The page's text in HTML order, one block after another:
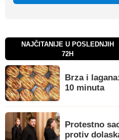
NAJČITANIJE U POSLEDNJIH
72H
Brza i
10 minuta
Protestno
protiv